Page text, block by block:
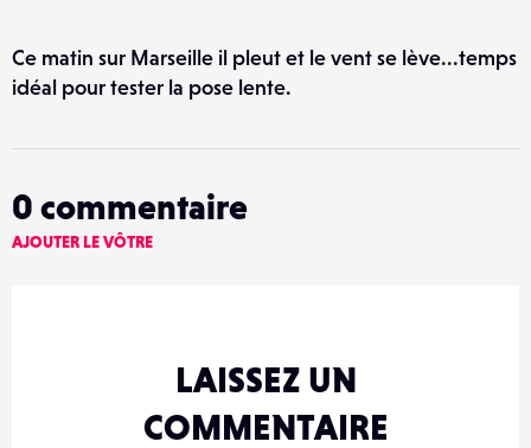
Ce matin sur Marseille il pleut et le vent se lève...temps
idéal pour tester la pose lente.
0 commentaire
AJOUTER LE VÔTRE
LAISSEZ UN
COMMENTAIRE